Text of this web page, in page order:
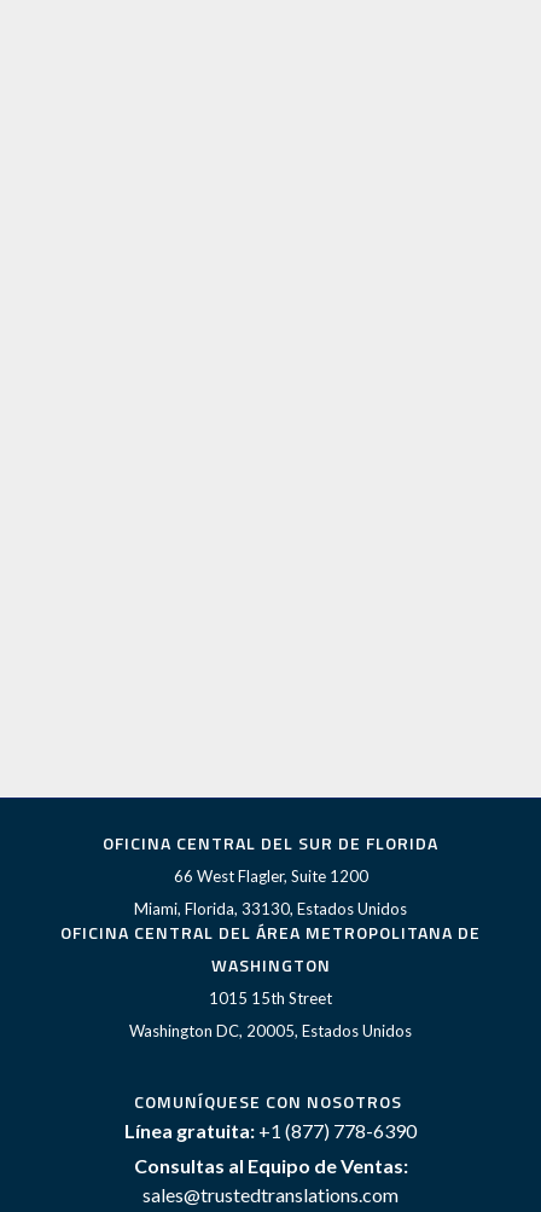
OFICINA CENTRAL DEL SUR DE FLORIDA
66 West Flagler, Suite 1200
Miami, Florida, 33130, Estados Unidos
OFICINA CENTRAL DEL ÁREA METROPOLITANA DE
WASHINGTON
1015 15th Street
Washington DC, 20005, Estados Unidos
COMUNÍQUESE CON NOSOTROS
Línea gratuita: +1 (877) 778-6390
Consultas al Equipo de Ventas:
sales@trustedtranslations.com